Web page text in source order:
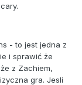
- to jest jedna z
i sprawić że
z Zachiem,
gra. Jesli